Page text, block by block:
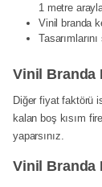
1 metre
Vinil branda
Vinil Branda
Diğer fiyat faktörü
kalan boş kısım
yaparsınız.
Vinil Branda